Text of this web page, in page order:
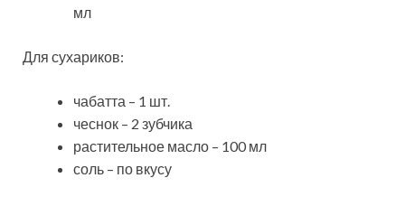
мл
Для сухариков:
чабатта – 1 шт.
чеснок – 2 зубчика
растительное масло – 100 мл
соль – по вкусу